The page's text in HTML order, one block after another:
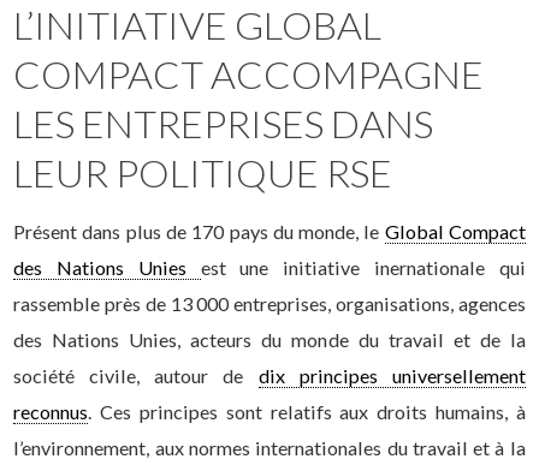
L’INITIATIVE GLOBAL
COMPACT ACCOMPAGNE
LES ENTREPRISES DANS
LEUR POLITIQUE RSE
Présent dans plus de 170 pays du monde, le Global Compact
des Nations Unies est une initiative inernationale qui
rassemble près de 13 000 entreprises, organisations, agences
des Nations Unies, acteurs du monde du travail et de la
société civile, autour de dix principes universellement
reconnus. Ces principes sont relatifs aux droits humains, à
l’environnement, aux normes internationales du travail et à la